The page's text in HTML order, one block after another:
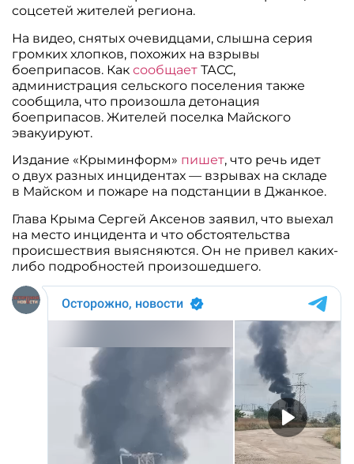
соцсетей жителей региона.
На видео, снятых очевидцами, слышна серия
громких хлопков, похожих на взрывы
боеприпасов. Каксообщает ТАСС,
администрация сельского поселения также
сообщила, что произошла детонация
боеприпасов. Жителей поселка Майского
эвакуируют.
Издание «Крыминформ» пишет, что речь идет
о двух разных инцидентах — взрывах на складе
в Майском и пожаре на подстанции в Джанкое.
Глава Крыма Сергей Аксенов заявил, что выехал
на место инцидента и что обстоятельства
происшествия выясняются. Он не привел каких-
либо подробностей произошедшего.